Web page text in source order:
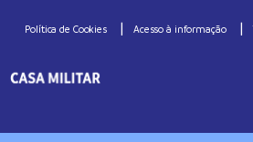
Política de Cookies Acesso à informação